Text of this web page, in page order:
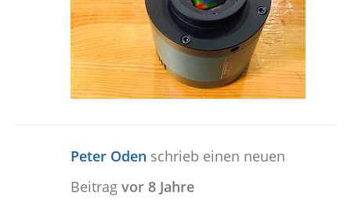
Peter Oden schrieb einen neuen
Beitrag vor 8 Jahre